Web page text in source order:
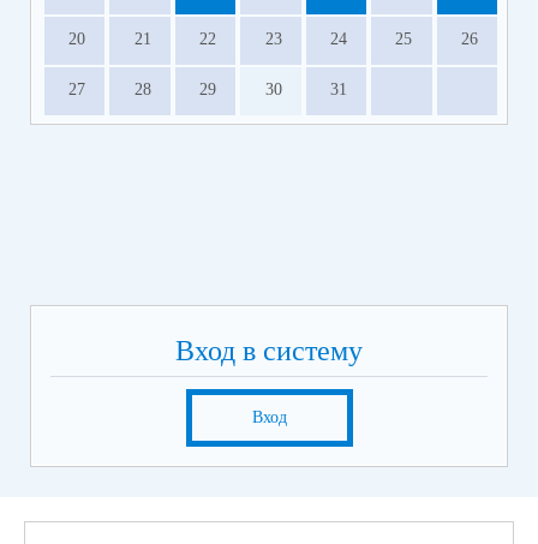
20 21 22 23 24 25 26
27 28 29 30 31
Вход в систему
Вход